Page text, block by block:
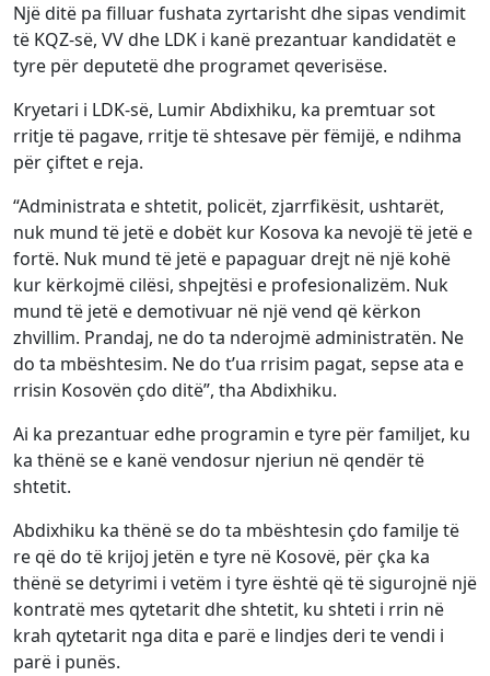
Një ditë pa filluar fushata zyrtarisht dhe sipas vendimit
të KQZ-së, VV dhe LDK i kanë prezantuar kandidatët e
tyre për deputetë dhe programet qeverisëse.
Kryetari i LDK-së, Lumir Abdixhiku, ka premtuar sot
rritje të pagave, rritje të shtesave për fëmijë, e ndihma
për çiftet e reja.
“Administrata e shtetit, policët, zjarrfikësit, ushtarët,
nuk mund të jetë e dobët kur Kosova ka nevojë të jetë e
fortë. Nuk mund të jetë e papaguar drejt në një kohë
kur kërkojmë cilësi, shpejtësi e profesionalizëm. Nuk
mund të jetë e demotivuar në një vend që kërkon
zhvillim. Prandaj, ne do ta nderojmë administratën. Ne
do ta mbështesim. Ne do t’ua rrisim pagat, sepse ata e
rrisin Kosovën çdo ditë”, tha Abdixhiku.
Ai ka prezantuar edhe programin e tyre për familjet, ku
ka thënë se e kanë vendosur njeriun në qendër të
shtetit.
Abdixhiku ka thënë se do ta mbështesin çdo familje të
re që do të krijoj jetën e tyre në Kosovë, për çka ka
thënë se detyrimi i vetëm i tyre është që të sigurojnë një
kontratë mes qytetarit dhe shtetit, ku shteti i rrin në
krah qytetarit nga dita e parë e lindjes deri te vendi i
parë i punës.